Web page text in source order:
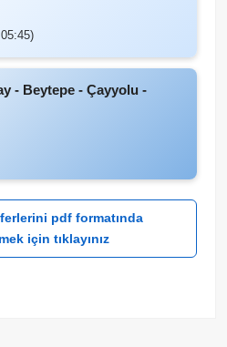
- Beytepe - Çayyolu -
pdf formatında
için tıklayınız